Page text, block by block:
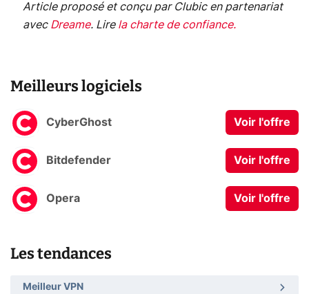
Article proposé et conçu par Clubic en partenariat
avec Dreame. Lire la charte de confiance.
Meilleurs logiciels
CyberGhost Voir l'offre
Bitdefender Voir l'offre
Opera Voir l'offre
Les tendances
Meilleur VPN